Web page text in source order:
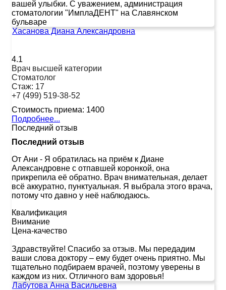
вашей улыбки. С уважением, администрация
стоматологии "ИмплаДЕНТ" на Славянском
бульваре
Хасанова Диана Александровна
4.1
Врач высшей категории
Стоматолог
Стаж: 17
+7 (499) 519-38-52
Стоимость приема: 1400
Подробнее...
Последний отзыв
Последний отзыв
От Ани - Я обратилась на приём к Диане
Александровне с отпавшей коронкой, она
прикрепила её обратно. Врач внимательная, делает
всё аккуратно, пунктуальная. Я выбрала этого врача,
потому что давно у неё наблюдаюсь.
Квалификация
Внимание
Цена-качество
Здравствуйте! Спасибо за отзыв. Мы передадим
ваши слова доктору – ему будет очень приятно. Мы
тщательно подбираем врачей, поэтому уверены в
каждом из них. Отличного вам здоровья!
Лабутова Анна Васильевна